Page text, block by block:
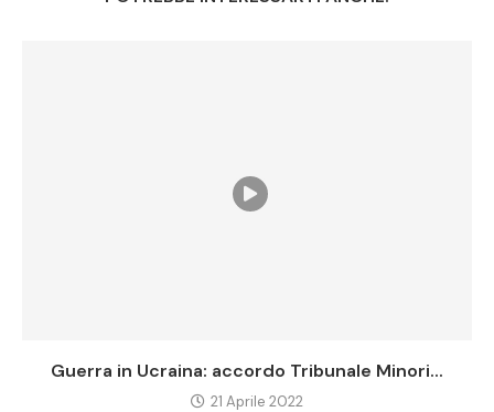
Guerra in Ucraina: accordo Tribunale Minori...
21 Aprile 2022